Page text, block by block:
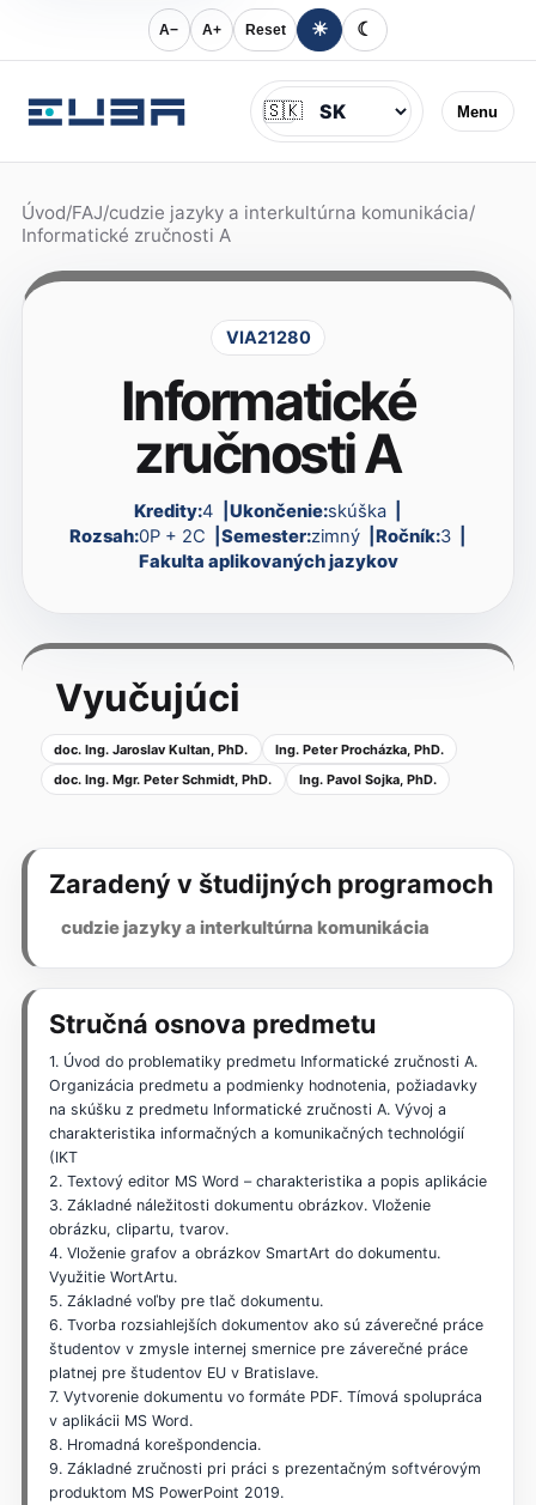
A− A+ Reset ☀ ☾
Menu
Jazyk
🇸🇰
Úvod/FAJ/cudzie jazyky a interkultúrna komunikácia/
Informatické zručnosti A
VIA21280
Informatické
zručnosti A
Kredity:4 Ukončenie:skúška
Rozsah:0P + 2C Semester:zimný Ročník:3
Fakulta aplikovaných jazykov
Vyučujúci
doc. Ing. Jaroslav Kultan, PhD.
Ing. Peter Procházka, PhD.
doc. Ing. Mgr. Peter Schmidt, PhD.
Ing. Pavol Sojka, PhD.
Zaradený v študijných programoch
cudzie jazyky a interkultúrna komunikácia
Stručná osnova predmetu
1. Úvod do problematiky predmetu Informatické zručnosti A.
Organizácia predmetu a podmienky hodnotenia, požiadavky
na skúšku z predmetu Informatické zručnosti A. Vývoj a
charakteristika informačných a komunikačných technológií
(IKT
2. Textový editor MS Word – charakteristika a popis aplikácie
3. Základné náležitosti dokumentu obrázkov. Vloženie
obrázku, clipartu, tvarov.
4. Vloženie grafov a obrázkov SmartArt do dokumentu.
Využitie WortArtu.
5. Základné voľby pre tlač dokumentu.
6. Tvorba rozsiahlejších dokumentov ako sú záverečné práce
študentov v zmysle internej smernice pre záverečné práce
platnej pre študentov EU v Bratislave.
7. Vytvorenie dokumentu vo formáte PDF. Tímová spolupráca
v aplikácii MS Word.
8. Hromadná korešpondencia.
9. Základné zručnosti pri práci s prezentačným softvérovým
produktom MS PowerPoint 2019.